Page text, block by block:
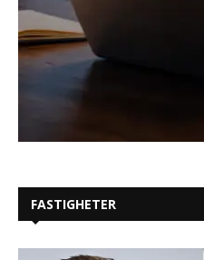
FASTIGHETER